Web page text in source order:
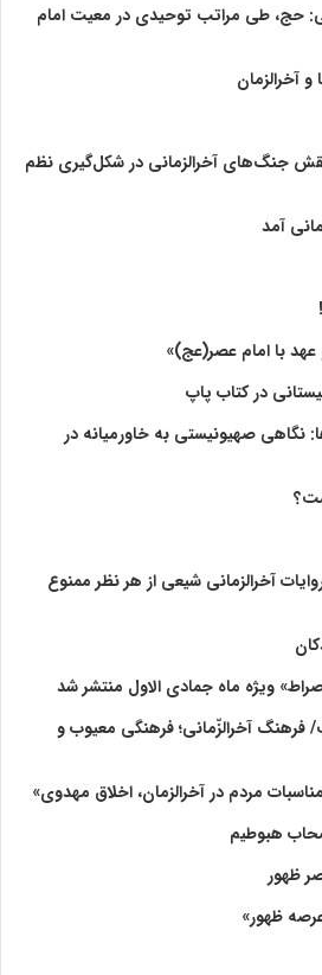
حج، طی مراتب توحیدی در معیت امام
آخرالزمان
جنگ‌های آخرالزمانی در شکل‌گیری نظم
آمد
در کتاب پاپ
نگاهی صهیونیستی به خاورمیانه در
آخرالزمانی شیعی از هر نظر ممنوع
ویژه ماه جمادی الاول منتشر شد
آخرالزّمانی؛ فرهنگی معیوب و
مردم در آخرالزمان، اخلاق مهدوی»
هبوطیم
ظهور
ظهور»